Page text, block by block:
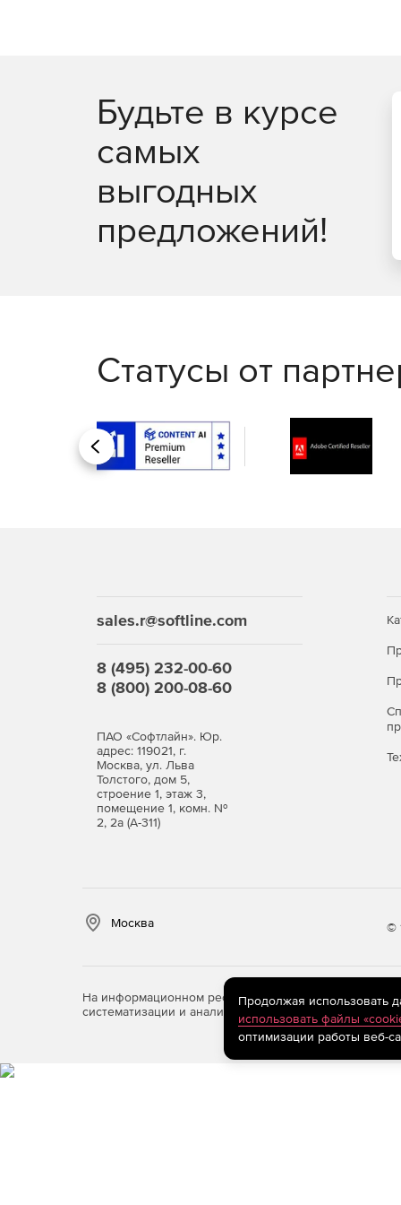
Будьте в курсе
самых
выгодных
предложений!
Статусы от
Назад
sales.r@softline.com
8 (495) 232-00-60
8 (800) 200-08-60
ПАО «Софтлайн». Юр.
адрес: 119021, г.
Москва, ул. Льва
Толстого, дом 5,
строение 1, этаж 3,
помещение 1, комн. №
2, 2а (А-311)
Москва ©
На информационном ресурсе store.softline.ru
систематизации и анализа сведений, относящихся
Продолжая использовать
использовать файлы
оптимизации работы веб-